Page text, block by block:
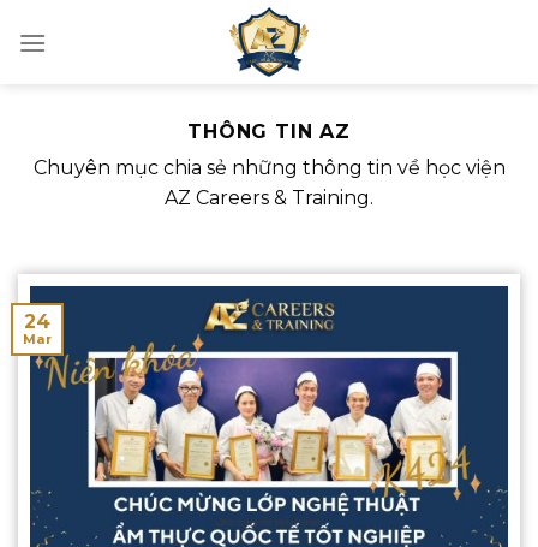
THÔNG TIN AZ
Chuyên mục chia sẻ những thông tin về học viện
AZ Careers & Training.
24
Mar